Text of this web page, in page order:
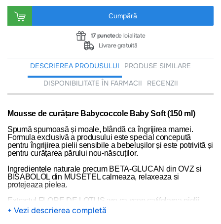
Cumpără
17 punctede loialitate
Livrare gratuită
DESCRIEREA PRODUSULUI
PRODUSE SIMILARE
DISPONIBILITATE ÎN FARMACII
RECENZII
Mousse de curățare Babycoccole Baby Soft (150 ml)
Spumă spumoasă și moale, blândă ca îngrijirea mamei.
Formula exclusivă a produsului este special concepută
pentru îngrijirea pielii sensibile a bebelușilor și este potrivită și
pentru curățarea părului nou-născuților.
Ingredientele naturale precum BETA-GLUCAN din OVZ si
BISABOLOL din MUSETEL calmeaza, relaxeaza si
protejeaza pielea.
Extractul FLORE DE LOTUS are ca scop catifelarea pielii.
Aplicati mousse pe zona de curatat
+ Vezi descrierea completă